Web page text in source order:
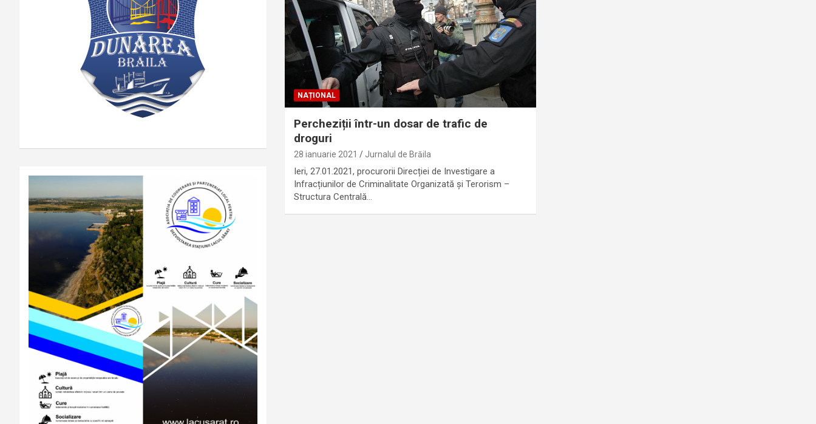
NAȚIONAL
Percheziții într-un dosar de trafic de
droguri
28 ianuarie 2021 Jurnalul de Brăila
Ieri, 27.01.2021, procurorii Direcției de Investigare a
Infracțiunilor de Criminalitate Organizată și Terorism –
Structura Centrală…